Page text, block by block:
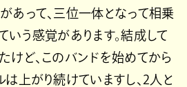
あって、三位一体となって相乗
いう感覚があります。結成して
けど、このバンドを始めてから
上がり続けていますし、2人と